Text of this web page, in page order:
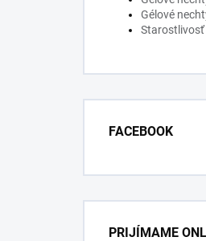
Gélové
FACEBOOK
PRIJÍMAME